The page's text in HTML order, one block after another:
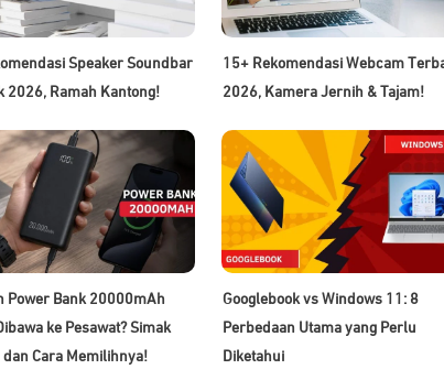
Speaker Soundbar
2026, Ramah Kantong!
15+ Rekomendasi Webcam
2026, Kamera Jernih & Tajam!
Power Bank 20000mAh
ke Pesawat? Simak
Cara Memilihnya!
Googlebook vs Windows 11: 8
Perbedaan Utama yang Perlu
Diketahui